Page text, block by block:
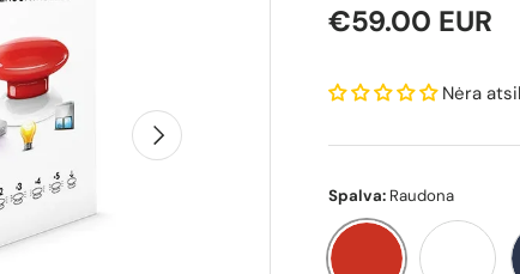
Kitas
Reguliari kaina
€59.00 EUR
Nėra
Spalva: Raudona